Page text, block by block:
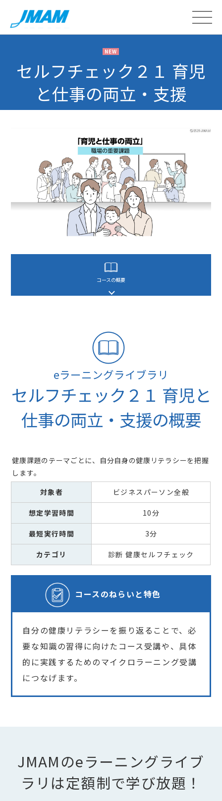
NEW
セルフチェック２１ 育児
と仕事の両立・支援
コースの概要
eラーニングライブラリ
セルフチェック２１ 育児と
仕事の両立・支援の概要
健康課題のテーマごとに、自分自身の健康リテラシーを把握
します。
対象者
ビジネスパーソン全般
想定学習時間 10分
最短実行時間 3分
カテゴリ 診断 健康セルフチェック
コースのねらいと特色
自分の健康リテラシーを振り返ることで、必
要な知識の習得に向けたコース受講や、具体
的に実践するためのマイクロラーニング受講
につなげます。
JMAMのeラーニングライブ
ラリは定額制で学び放題！